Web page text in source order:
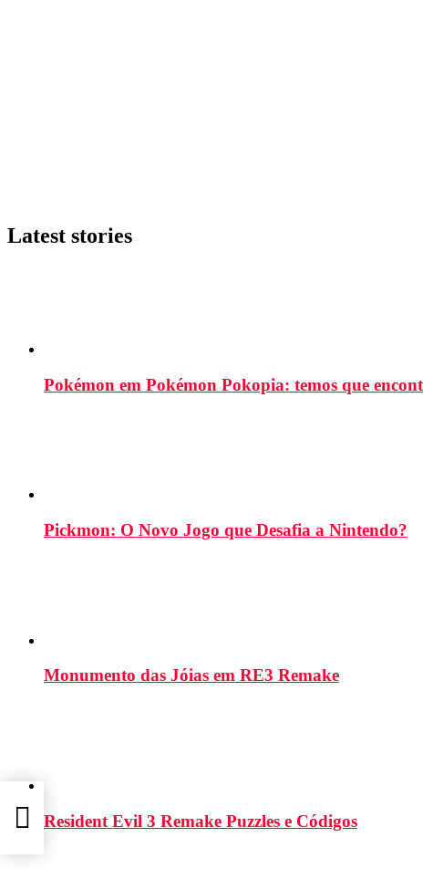
Latest stories
Pokémon em Pokémon Pokopia: temos que
Pickmon: O Novo Jogo que Desafia a Nintendo?
Monumento das Jóias em RE3 Remake
Resident Evil 3 Remake Puzzles e Códigos